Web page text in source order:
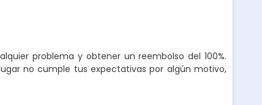
problema y obtener un reembolso del 100%.
no cumple tus expectativas por algún motivo,